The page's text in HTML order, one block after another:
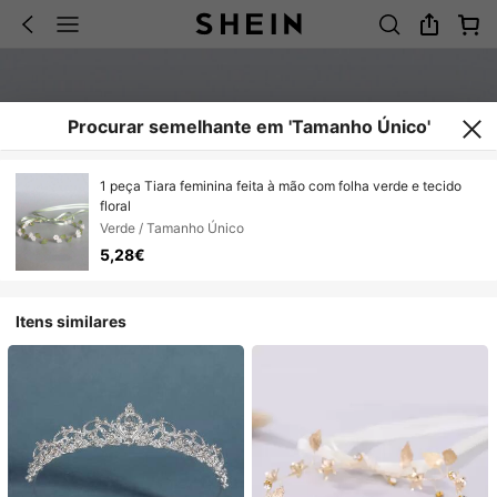
Procurar semelhante em 'Tamanho Único'
1 peça Tiara feminina feita à mão com folha verde e tecido
floral
Verde / Tamanho Único
5,28€
Itens similares